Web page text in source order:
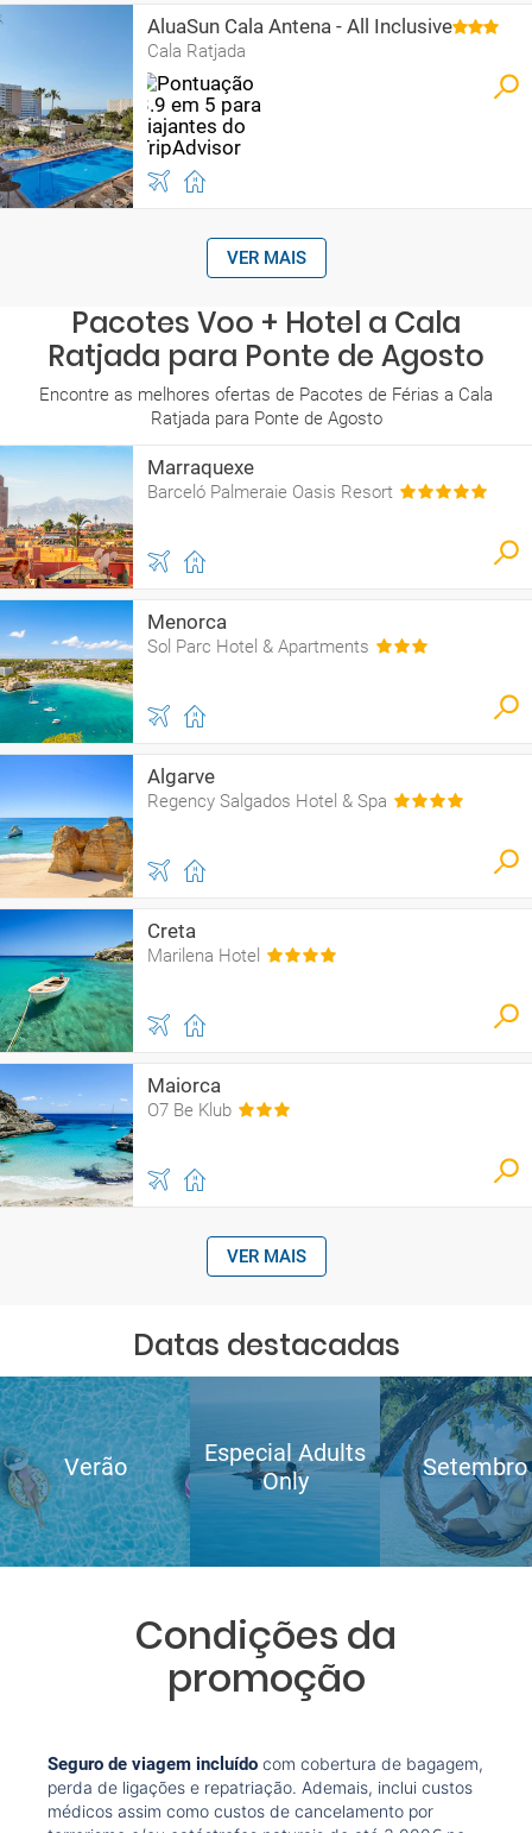
AluaSun Cala Antena - All Inclusive
Cala Ratjada
VER MAIS
Pacotes Voo + Hotel a Cala
Ratjada para Ponte de Agosto
Encontre as melhores ofertas de Pacotes de Férias a Cala
Ratjada para Ponte de Agosto
Marraquexe
Barceló Palmeraie Oasis Resort
Menorca
Sol Parc Hotel & Apartments
Algarve
Regency Salgados Hotel & Spa
Creta
Marilena Hotel
Maiorca
O7 Be Klub
VER MAIS
Datas destacadas
Verão
Especial Adults
Only
Setembro
Condições da
promoção
Seguro de viagem incluído com cobertura de bagagem,
perda de ligações e repatriação. Ademais, inclui custos
médicos assim como custos de cancelamento por